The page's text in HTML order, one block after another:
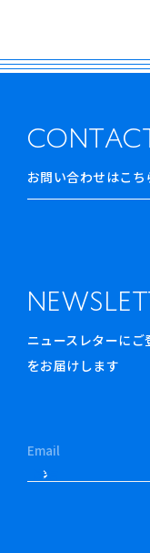
CONTACT
お問い合わせはこち
ニュースレターに
をお届けします